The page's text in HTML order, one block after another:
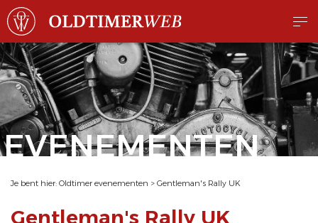
EVENEMENTEN
Je bent hier: Oldtimer evenementen > Gentleman's Rally UK
Gentleman's Rally UK